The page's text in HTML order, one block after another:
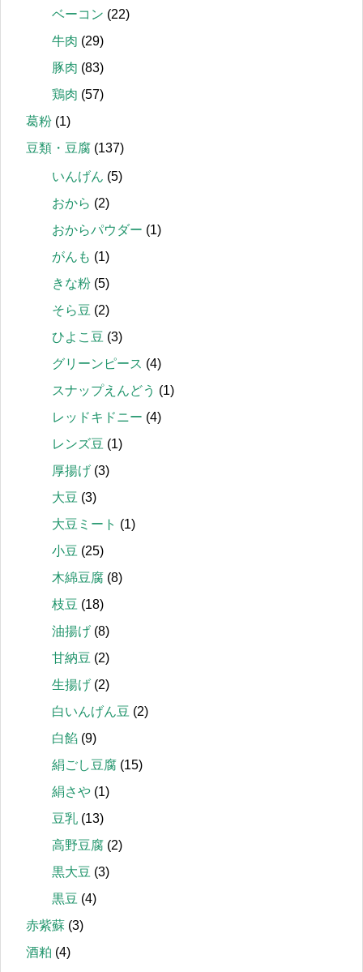
ベーコン (22)
牛肉 (29)
豚肉 (83)
鶏肉 (57)
葛粉 (1)
豆類・豆腐 (137)
いんげん (5)
おから (2)
おからパウダー (1)
がんも (1)
きな粉 (5)
そら豆 (2)
ひよこ豆 (3)
グリーンピース (4)
スナップえんどう (1)
レッドキドニー (4)
レンズ豆 (1)
厚揚げ (3)
大豆 (3)
大豆ミート (1)
小豆 (25)
木綿豆腐 (8)
枝豆 (18)
油揚げ (8)
甘納豆 (2)
生揚げ (2)
白いんげん豆 (2)
白餡 (9)
絹ごし豆腐 (15)
絹さや (1)
豆乳 (13)
高野豆腐 (2)
黒大豆 (3)
黒豆 (4)
赤紫蘇 (3)
酒粕 (4)